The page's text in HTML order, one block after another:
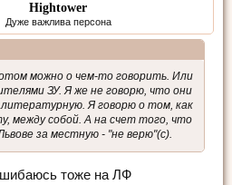
Hightower
Дуже важлива персона
можно о чем-то говорить. Или
ЗУ. Я же не говорю, что они
Я говорю о том, как
между собой. А на счет того, что
за местную - "не верю"(с).
тоже на ЛФ